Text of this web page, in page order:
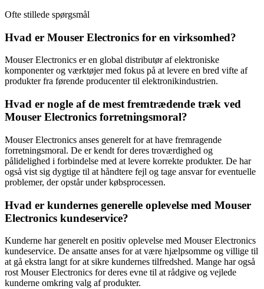
Ofte stillede spørgsmål
Hvad er Mouser Electronics for en virksomhed?
Mouser Electronics er en global distributør af elektroniske
komponenter og værktøjer med fokus på at levere en bred vifte af
produkter fra førende producenter til elektronikindustrien.
Hvad er nogle af de mest fremtrædende træk ved
Mouser Electronics forretningsmoral?
Mouser Electronics anses generelt for at have fremragende
forretningsmoral. De er kendt for deres troværdighed og
pålidelighed i forbindelse med at levere korrekte produkter. De har
også vist sig dygtige til at håndtere fejl og tage ansvar for eventuelle
problemer, der opstår under købsprocessen.
Hvad er kundernes generelle oplevelse med Mouser
Electronics kundeservice?
Kunderne har generelt en positiv oplevelse med Mouser Electronics
kundeservice. De ansatte anses for at være hjælpsomme og villige til
at gå ekstra langt for at sikre kundernes tilfredshed. Mange har også
rost Mouser Electronics for deres evne til at rådgive og vejlede
kunderne omkring valg af produkter.